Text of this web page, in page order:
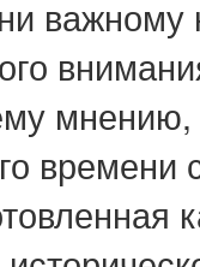
времени